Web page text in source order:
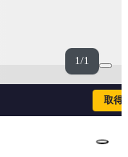
1/1
取得